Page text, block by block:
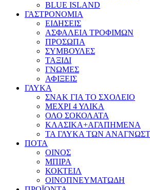
BLUE ISLAND
ΓΑΣΤΡΟΝΟΜΙΑ
ΕΙΔΗΣΕΙΣ
ΑΣΦΑΛΕΙΑ ΤΡΟΦΙΜΩΝ
ΠΡΟΣΩΠΑ
ΣΥΜΒΟΥΛΕΣ
ΤΑΞΙΔΙ
ΓΝΩΜΕΣ
ΑΦΙΞΕΙΣ
ΓΛΥΚΑ
ΣΝΑΚ ΓΙΑ ΤΟ ΣΧΟΛΕΙΟ
ΜΕΧΡΙ 4 ΥΛΙΚΑ
ΟΛΟ ΣΟΚΟΛΑΤΑ
ΚΛΑΣΙΚΑ+ΑΓΑΠΗΜΕΝΑ
ΤΑ ΓΛΥΚΑ ΤΩΝ
ΠΟΤΑ
ΟΙΝΟΣ
ΜΠΙΡΑ
ΚΟΚΤΕΙΛ
ΟΙΝΟΠΝΕΥΜΑΤΩΔΗ